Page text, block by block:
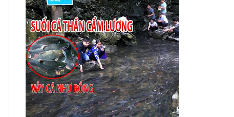
tại Tphcm uy tín được
đánh giá High
July 16, 2026
Cập nhật mới nhất: Vở
học sinh 96 trang giá
bao nhiêu tại 3 đại lý
lớn có tiếng ở Tphcm
hiện nay?
July 9, 2026